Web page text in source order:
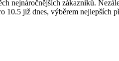
nejnáročnějších zákazníků.
10.5 již dnes, výběrem nejlepších